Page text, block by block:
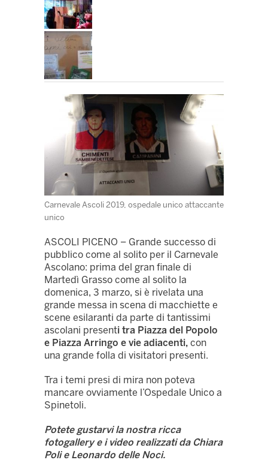
Carnevale Ascoli 2019, ospedale unico attaccante
unico
ASCOLI PICENO – Grande successo di
pubblico come al solito per il Carnevale
Ascolano: prima del gran finale di
Martedì Grasso come al solito la
domenica, 3 marzo, si è rivelata una
grande messa in scena di macchiette e
scene esilaranti da parte di tantissimi
ascolani presenti tra Piazza del Popolo
e Piazza Arringo e vie adiacenti, con
una grande folla di visitatori presenti.
Tra i temi presi di mira non poteva
mancare ovviamente l’Ospedale Unico a
Spinetoli.
Potete gustarvi la nostra ricca
fotogallery e i video realizzati da Chiara
Poli e Leonardo delle Noci.